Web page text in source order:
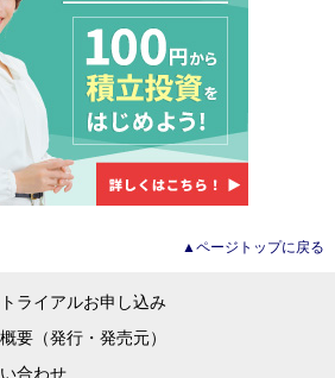
▲ページトップに戻る
ライアルお申し込み
要（発行・発売元）
合わせ